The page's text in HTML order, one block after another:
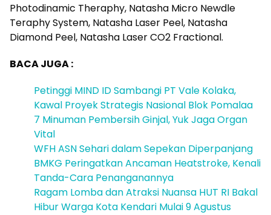
Photodinamic Theraphy, Natasha Micro Newdle
Teraphy System, Natasha Laser Peel, Natasha
Diamond Peel, Natasha Laser CO2 Fractional.
BACA JUGA :
Petinggi MIND ID Sambangi PT Vale Kolaka,
Kawal Proyek Strategis Nasional Blok Pomalaa
7 Minuman Pembersih Ginjal, Yuk Jaga Organ
Vital
WFH ASN Sehari dalam Sepekan Diperpanjang
BMKG Peringatkan Ancaman Heatstroke, Kenali
Tanda-Cara Penanganannya
Ragam Lomba dan Atraksi Nuansa HUT RI Bakal
Hibur Warga Kota Kendari Mulai 9 Agustus